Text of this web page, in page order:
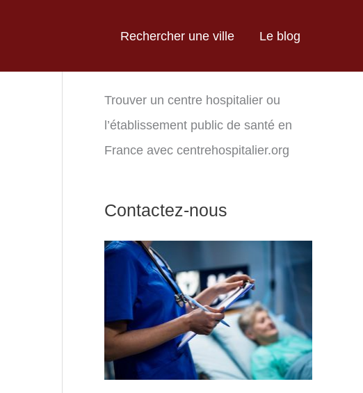
Rechercher une ville Le blog
Trouver un centre hospitalier ou
l’établissement public de santé en
France avec centrehospitalier.org
Contactez-nous